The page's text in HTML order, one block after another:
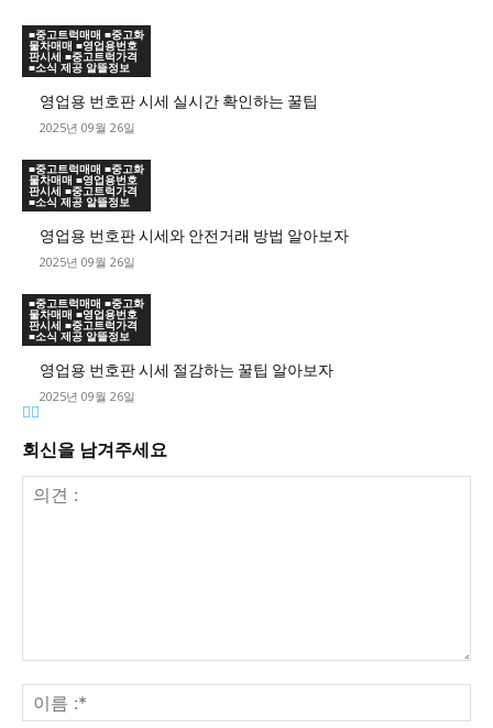
■중고트럭매매 ■중고화
물차매매 ■영업용번호
판시세 ■중고트럭가격
■소식 제공 알뜰정보
영업용 번호판 시세 실시간 확인하는 꿀팁
2025년 09월 26일
■중고트럭매매 ■중고화
물차매매 ■영업용번호
판시세 ■중고트럭가격
■소식 제공 알뜰정보
영업용 번호판 시세와 안전거래 방법 알아보자
2025년 09월 26일
■중고트럭매매 ■중고화
물차매매 ■영업용번호
판시세 ■중고트럭가격
■소식 제공 알뜰정보
영업용 번호판 시세 절감하는 꿀팁 알아보자
2025년 09월 26일
회신을 남겨주세요
견
:
름